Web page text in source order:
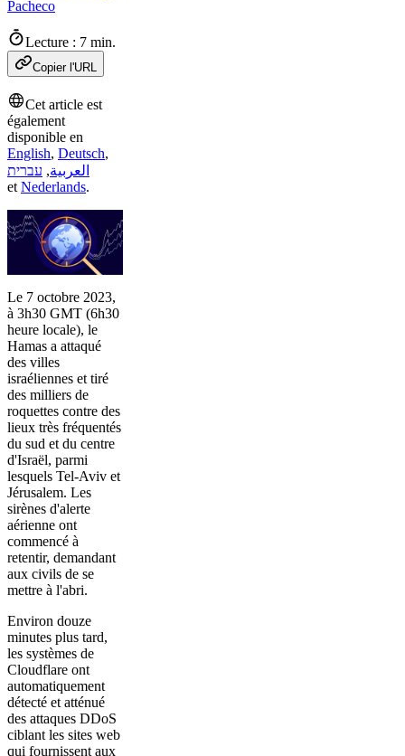
Pacheco
Lecture : 7 min.
Copier l'URL
Cet article est
également
disponible en
English, Deutsch,
العربية, עברית
et Nederlands.
Le 7 octobre 2023,
à 3h30 GMT (6h30
heure locale), le
Hamas a attaqué
des villes
israéliennes et tiré
des milliers de
roquettes contre des
lieux très fréquentés
du sud et du centre
d'Israël, parmi
lesquels Tel-Aviv et
Jérusalem. Les
sirènes d'alerte
aérienne ont
commencé à
retentir, demandant
aux civils de se
mettre à l'abri.
Environ douze
minutes plus tard,
les systèmes de
Cloudflare ont
automatiquement
détecté et atténué
des attaques DDoS
ciblant les sites web
qui fournissent aux